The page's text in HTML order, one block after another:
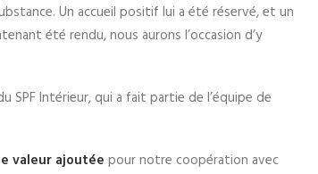
Un accueil positif lui a été réservé, et un
été rendu, nous aurons l’occasion d’y
SPF Intérieur, qui a fait partie de l’équipe de
valeur ajoutée pour notre coopération avec